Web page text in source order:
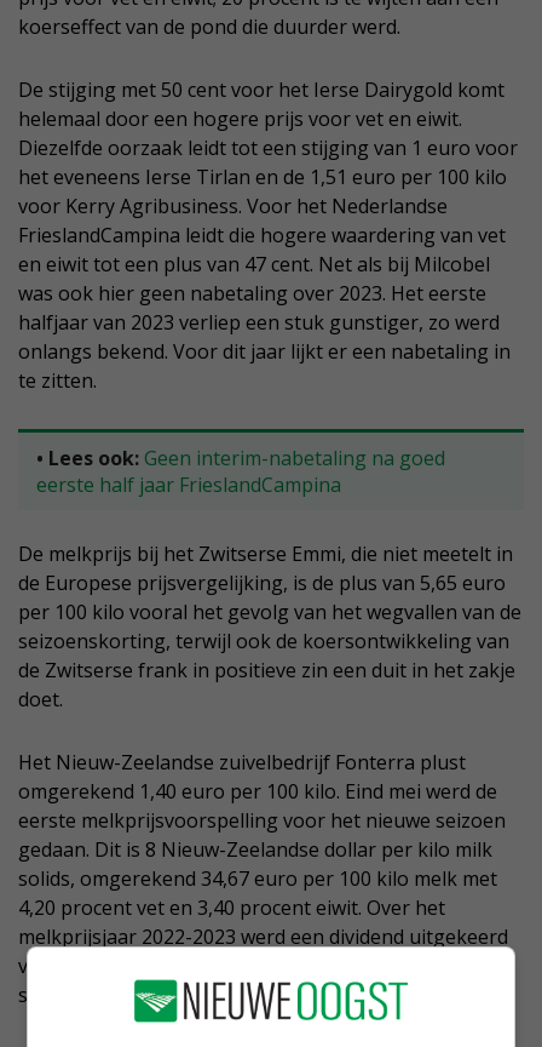
koerseffect van de pond die duurder werd.
De stijging met 50 cent voor het Ierse Dairygold komt
helemaal door een hogere prijs voor vet en eiwit.
Diezelfde oorzaak leidt tot een stijging van 1 euro voor
het eveneens Ierse Tirlan en de 1,51 euro per 100 kilo
voor Kerry Agribusiness. Voor het Nederlandse
FrieslandCampina leidt die hogere waardering van vet
en eiwit tot een plus van 47 cent. Net als bij Milcobel
was ook hier geen nabetaling over 2023. Het eerste
halfjaar van 2023 verliep een stuk gunstiger, zo werd
onlangs bekend. Voor dit jaar lijkt er een nabetaling in
te zitten.
• Lees ook: Geen interim-nabetaling na goed
eerste half jaar FrieslandCampina
De melkprijs bij het Zwitserse Emmi, die niet meetelt in
de Europese prijsvergelijking, is de plus van 5,65 euro
per 100 kilo vooral het gevolg van het wegvallen van de
seizoenskorting, terwijl ook de koersontwikkeling van
de Zwitserse frank in positieve zin een duit in het zakje
doet.
Het Nieuw-Zeelandse zuivelbedrijf Fonterra plust
omgerekend 1,40 euro per 100 kilo. Eind mei werd de
eerste melkprijsvoorspelling voor het nieuwe seizoen
gedaan. Dit is 8 Nieuw-Zeelandse dollar per kilo milk
solids, omgerekend 34,67 euro per 100 kilo melk met
4,20 procent vet en 3,40 procent eiwit. Over het
melkprijsjaar 2022-2023 werd een dividend uitgekeerd
van 0,5 Nieuw-Zeelandse dollar per geleverde kilo milk
solids. Dit is 2,17 euro per 100 kilo melk.